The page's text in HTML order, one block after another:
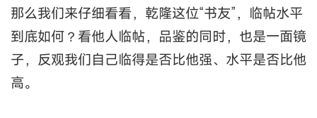
那么我们来仔细看看，乾隆这位“书友”，临帖水平
到底如何？看他人临帖，品鉴的同时，也是一面镜
子，反观我们自己临得是否比他强、水平是否比他
高。